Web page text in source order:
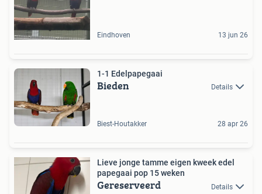
Eindhoven 13 jun 26
1-1 Edelpapegaai
Bieden Details
Biest-Houtakker 28 apr 26
Lieve jonge tamme eigen kweek edel
papegaai pop 15 weken
Gereserveerd Details